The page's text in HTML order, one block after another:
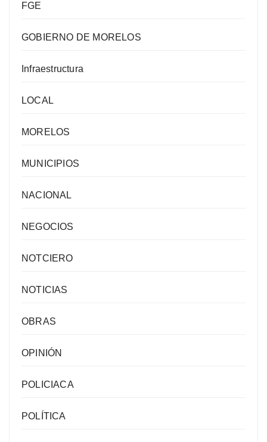
FGE
GOBIERNO DE MORELOS
Infraestructura
LOCAL
MORELOS
MUNICIPIOS
NACIONAL
NEGOCIOS
NOTCIERO
NOTICIAS
OBRAS
OPINIÓN
POLICIACA
POLÍTICA